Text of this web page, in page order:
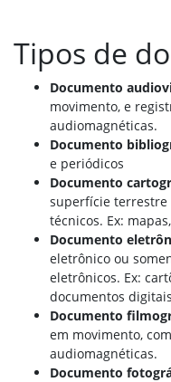
Tipos de
Documento
movimento, e
audiomagnéticas.
Documento
e periódicos
Documento
superfície terrestre
técnicos. Ex:
Documento
eletrônico ou
eletrônicos. Ex:
documentos digitais
Documento
em movimento,
audiomagnéticas.
Documento